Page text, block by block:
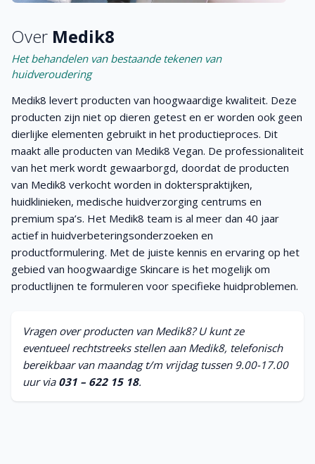
genoemd. Ze zien eruit als witte of huidkleurige bultjes. Als
porie barst, dan ontstaan er puisten, papels (rode, gesloten
en ontstoken bobbels) en pustels (rode met pus gevulde
bulten en witgele kop). Zodra deze pukkels zijn verdwenen
laten ze vaak ontsierende, donkerkleurige littekens achter.
Daarom wordt krabben en uitdrukken, wat leidt tot
herbesmetting en nare littekens, met klem afgeraden.
Onder andere hormonenschommelingen, stress, leefstijl,
cosmetica, druk- en wrijvingsplekken, geneesmiddelen en
warmvochtig weer kunnen acne teweegbrengen en/of
verergeren. Ook erfelijkheid kan een rol spelen bij de
ontwikkeling van deze lastige huid. Hoewel acne vaak
voorkomt bij jongeren tot rond de leeftijd van 25 jaar, kan
acne ook chronisch worden en zelfs pas op volwassen
leeftijd ontstaan. Mannen hebben bovendien regelmatig last
van puistjes en bultjes (rood en/of huidkleurig) in de
Goed reinigen, hydrateren en zeer regelmatig exfoliëren
met een milde ontstekingsremmende en talgreducerende
exfoliant is een must. Zo worden dode huidcellen,
Rode huid Oudere huid
Normale huid
Gevoelige huid
Rode huid
Vette huid
Onzuivere acnehuid
Oudere, rijpere huid
Over Medik8
Het behandelen van bestaande tekenen van
huidveroudering
Medik8 levert producten van hoogwaardige kwaliteit. Deze
producten zijn niet op dieren getest en er worden ook geen
dierlijke elementen gebruikt in het productieproces. Dit
maakt alle producten van Medik8 Vegan. De professionaliteit
van het merk wordt gewaarborgd, doordat de producten
van Medik8 verkocht worden in dokterspraktijken,
huidklinieken, medische huidverzorging centrums en
premium spa’s. Het Medik8 team is al meer dan 40 jaar
actief in huidverbeteringsonderzoeken en
productformulering. Met de juiste kennis en ervaring op het
gebied van hoogwaardige Skincare is het mogelijk om
productlijnen te formuleren voor specifieke huidproblemen.
Vragen over producten van Medik8? U kunt ze
eventueel rechtstreeks stellen aan Medik8, telefonisch
bereikbaar van maandag t/m vrijdag tussen 9.00-17.00
uur via 031 – 622 15 18.